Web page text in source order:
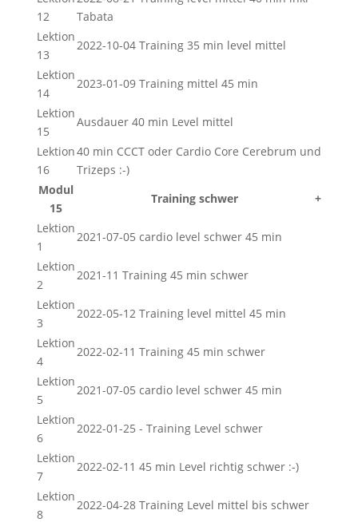
12
Tabata
Lektion
13
2022-10-04 Training 35 min level mittel
Lektion
14
2023-01-09 Training mittel 45 min
Lektion
15
Ausdauer 40 min Level mittel
Lektion
16
40 min CCCT oder Cardio Core Cerebrum und
Trizeps :-)
Modul
15
Training schwer
+
Lektion
1
2021-07-05 cardio level schwer 45 min
Lektion
2
2021-11 Training 45 min schwer
Lektion
3
2022-05-12 Training level mittel 45 min
Lektion
4
2022-02-11 Training 45 min schwer
Lektion
5
2021-07-05 cardio level schwer 45 min
Lektion
6
2022-01-25 - Training Level schwer
Lektion
7
2022-02-11 45 min Level richtig schwer :-)
Lektion
8
2022-04-28 Training Level mittel bis schwer